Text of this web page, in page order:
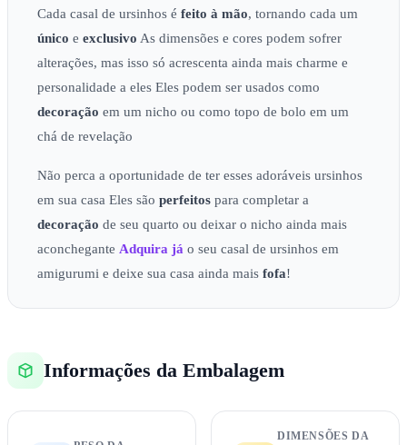
Cada casal de ursinhos é feito à mão, tornando cada um
único e exclusivo As dimensões e cores podem sofrer
alterações, mas isso só acrescenta ainda mais charme e
personalidade a eles Eles podem ser usados como
decoração em um nicho ou como topo de bolo em um
chá de revelação
Não perca a oportunidade de ter esses adoráveis ursinhos
em sua casa Eles são perfeitos para completar a
decoração de seu quarto ou deixar o nicho ainda mais
aconchegante Adquira já o seu casal de ursinhos em
amigurumi e deixe sua casa ainda mais fofa!
Informações da Embalagem
DIMENSÕES DA